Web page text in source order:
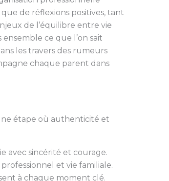
de réflexions positives, tant
de l’équilibre entre vie
ce que l’on sait
les travers des rumeurs
chaque parent dans
étape où authenticité et
avec sincérité et courage.
et vie familiale.
à chaque moment clé.